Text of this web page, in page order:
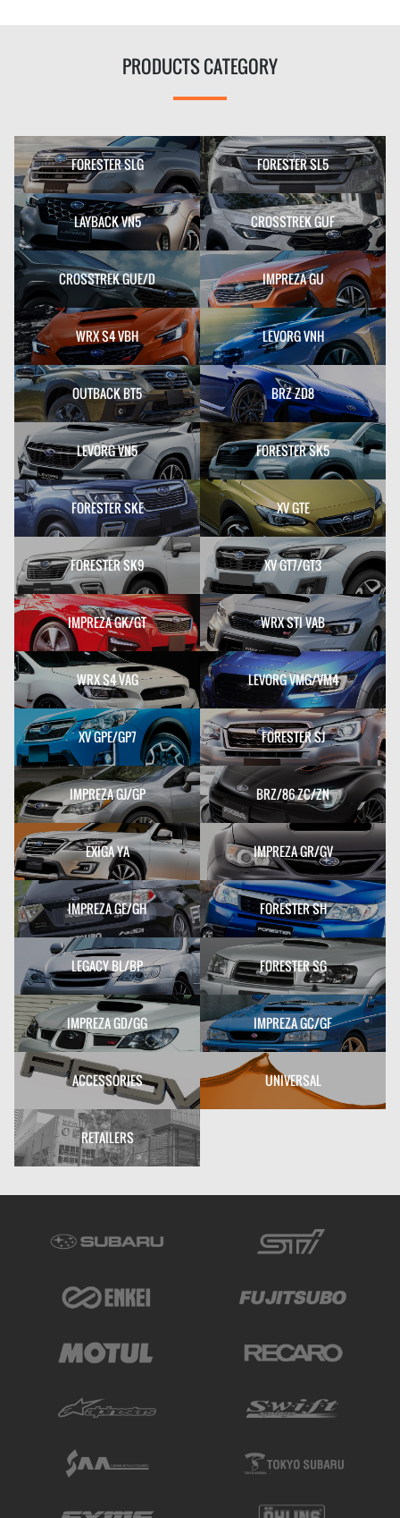
PRODUCTS CATEGORY
FORESTER SLG FORESTER SL5
LAYBACK VN5 CROSSTREK GUF
CROSSTREK GUE/D IMPREZA GU
WRX S4 VBH LEVORG VNH
OUTBACK BT5 BRZ ZD8
LEVORG VN5 FORESTER SK5
FORESTER SKE XV GTE
FORESTER SK9 XV GT7/GT3
IMPREZA GK/GT WRX STI VAB
WRX S4 VAG LEVORG VMG/VM4
XV GPE/GP7 FORESTER SJ
IMPREZA GJ/GP BRZ/86 ZC/ZN
EXIGA YA IMPREZA GR/GV
IMPREZA GE/GH FORESTER SH
LEGACY BL/BP FORESTER SG
IMPREZA GD/GG IMPREZA GC/GF
ACCESSORIES UNIVERSAL
RETAILERS